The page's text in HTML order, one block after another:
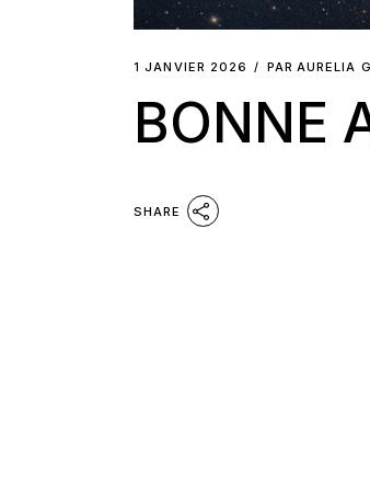
1 JANVIER 2026 PAR AURELIA
BONNE
SHARE